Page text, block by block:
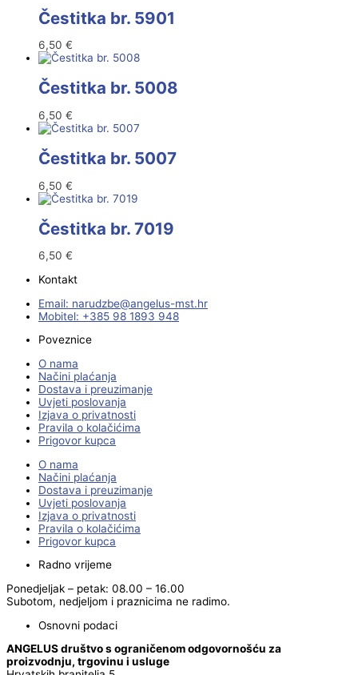
Čestitka br. 5901
6,50 €
Čestitka br. 5008
6,50 €
Čestitka br. 5007
6,50 €
Čestitka br. 7019
6,50 €
Kontakt
Email:
rh.tsm-sulegna
@ebzduran
Mobitel: +385 98 1893 948
Poveznice
O nama
Načini plaćanja
Dostava i preuzimanje
Uvjeti poslovanja
Izjava o privatnosti
Pravila o kolačićima
Prigovor kupca
O nama
Načini plaćanja
Dostava i preuzimanje
Uvjeti poslovanja
Izjava o privatnosti
Pravila o kolačićima
Prigovor kupca
Radno vrijeme
Ponedjeljak – petak: 08.00 – 16.00
Subotom, nedjeljom i praznicima ne radimo.
Osnovni podaci
ANGELUS društvo s ograničenom odgovornošću za
proizvodnju, trgovinu i usluge